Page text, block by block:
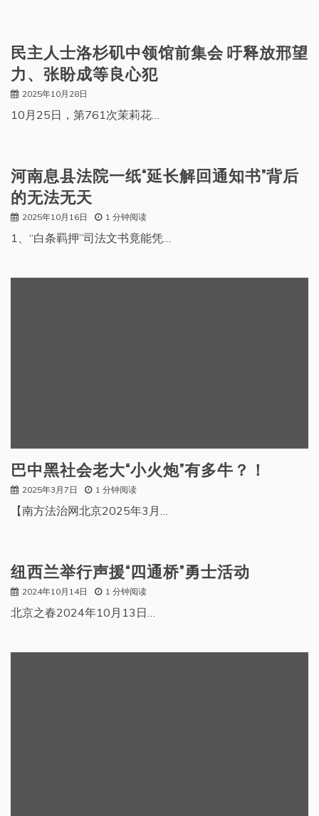
民主人士洛杉矶中领馆前集会 吁释放邢望
力、张盼成等良心犯
2025年10月28日
10月25日，第761次茉莉花…
河南息县法院一纸“延长解回通知书”背后
的无法无天
2025年10月16日 1 分钟阅读
1、“白条羁押”司法文书竟能凭…
巴中黑社会老大“小火炮”有多牛？！
2025年3月7日 1 分钟阅读
【南方法治网北京2025年3月…
纽西兰举行声援“四通桥”勇士活动
2024年10月14日 1 分钟阅读
北京之春2024年10月13日…